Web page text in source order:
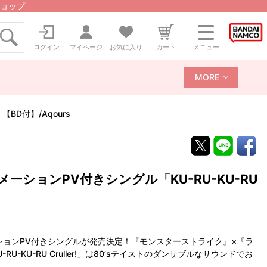
ップ
ログイン マイページ お気に入り カート メニュー
MORE
【BD付】/Aqours
ーションPV付きシングル「KU-RU-KU-RU
ンPV付きシングルが発売決定！『モンスターストライク』×『ラ
KU-RU Cruller!」は80’sテイストのダンサブルなサウンドでお